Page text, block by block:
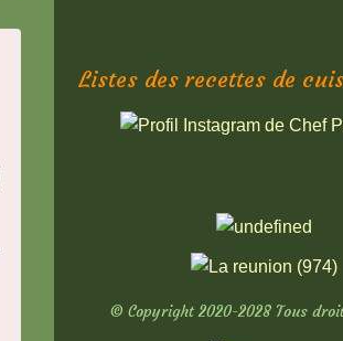
Listes des recettes de
© Copyright 2020-2028 Tous